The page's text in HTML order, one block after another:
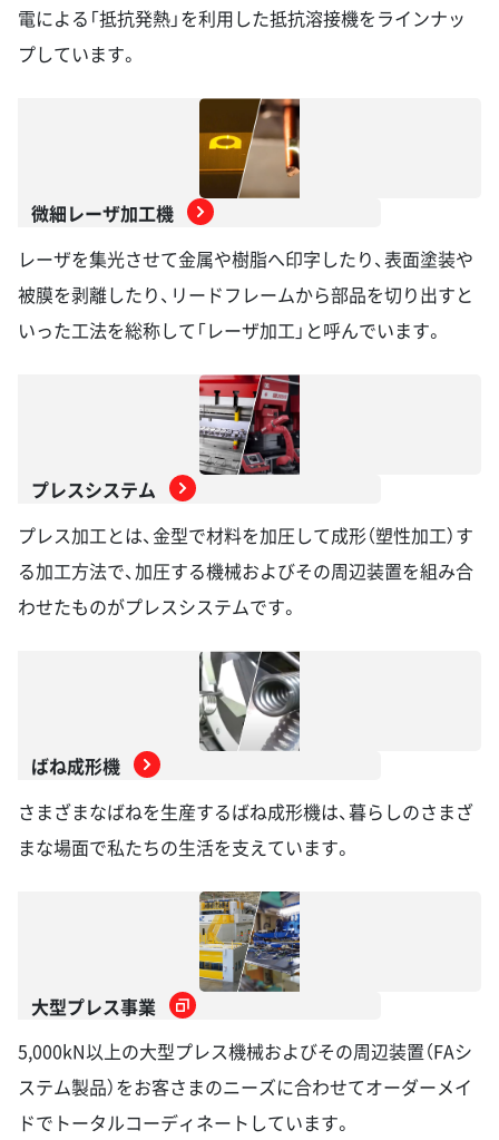
電による「抵抗発熱」を利用した抵抗溶接機をラインナッ
プしています。
微細レーザ加工機
レーザを集光させて金属や樹脂へ印字したり、表面塗装や
被膜を剥離したり、リードフレームから部品を切り出すと
いった工法を総称して「レーザ加工」と呼んでいます。
プレスシステム
プレス加工とは、金型で材料を加圧して成形（塑性加工）す
る加工方法で、加圧する機械およびその周辺装置を組み合
わせたものがプレスシステムです。
ばね成形機
さまざまなばねを生産するばね成形機は、暮らしのさまざ
まな場面で私たちの生活を支えています。
大型プレス事業
5,000kN以上の大型プレス機械およびその周辺装置（FAシ
ステム製品）をお客さまのニーズに合わせてオーダーメイ
ドでトータルコーディネートしています。